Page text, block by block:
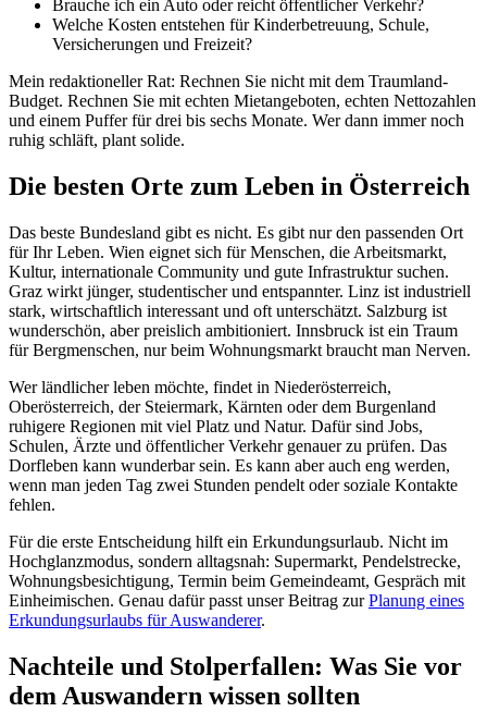
Brauche ich ein Auto oder reicht öffentlicher Verkehr?
Welche Kosten entstehen für Kinderbetreuung, Schule,
Versicherungen und Freizeit?
Mein redaktioneller Rat: Rechnen Sie nicht mit dem Traumland-
Budget. Rechnen Sie mit echten Mietangeboten, echten Nettozahlen
und einem Puffer für drei bis sechs Monate. Wer dann immer noch
ruhig schläft, plant solide.
Die besten Orte zum Leben in Österreich
Das beste Bundesland gibt es nicht. Es gibt nur den passenden Ort
für Ihr Leben. Wien eignet sich für Menschen, die Arbeitsmarkt,
Kultur, internationale Community und gute Infrastruktur suchen.
Graz wirkt jünger, studentischer und entspannter. Linz ist industriell
stark, wirtschaftlich interessant und oft unterschätzt. Salzburg ist
wunderschön, aber preislich ambitioniert. Innsbruck ist ein Traum
für Bergmenschen, nur beim Wohnungsmarkt braucht man Nerven.
Wer ländlicher leben möchte, findet in Niederösterreich,
Oberösterreich, der Steiermark, Kärnten oder dem Burgenland
ruhigere Regionen mit viel Platz und Natur. Dafür sind Jobs,
Schulen, Ärzte und öffentlicher Verkehr genauer zu prüfen. Das
Dorfleben kann wunderbar sein. Es kann aber auch eng werden,
wenn man jeden Tag zwei Stunden pendelt oder soziale Kontakte
fehlen.
Für die erste Entscheidung hilft ein Erkundungsurlaub. Nicht im
Hochglanzmodus, sondern alltagsnah: Supermarkt, Pendelstrecke,
Wohnungsbesichtigung, Termin beim Gemeindeamt, Gespräch mit
Einheimischen. Genau dafür passt unser Beitrag zurPlanung eines
Erkundungsurlaubs für Auswanderer.
Nachteile und Stolperfallen: Was Sie vor
dem Auswandern wissen sollten